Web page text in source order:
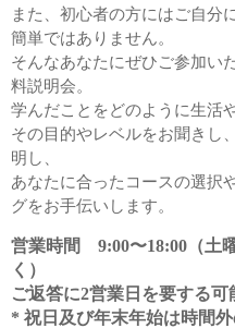
また、初心者の方にはご自分
簡単ではありません。
そんなあなたにぜひご参加い
料説明会。
学んだことをどのように生活
その目的やレベルをお聞きし
明し、
あなたに合ったコースの選択
グをお手伝いします。
営業時間 9:00〜18:00（土
く）
ご返答に2営業日を要する可
* 祝日及び年末年始は時間